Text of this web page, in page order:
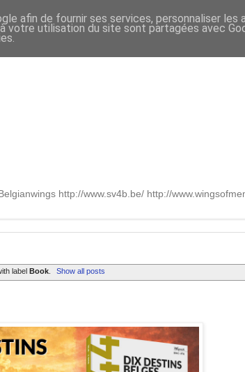
http://www.sv4b.be/ http://
label Book Show all posts
afin de fournir ses services, personnaliser les
votre utilisation du site sont partagées avec